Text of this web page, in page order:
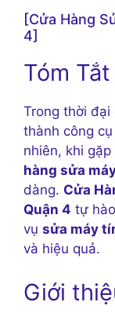
[Cửa Hàng
4]
Tóm Tắt
Trong thời
thành công
nhiên, khi
hàng sửa
dàng. Cửa
Quận 4 tự
vụ sửa máy
và hiệu quả.
Giới